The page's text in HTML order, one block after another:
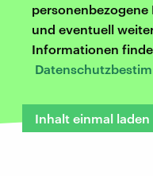
personenbezogene
und eventuell
Informationen
Inhalt einmal laden